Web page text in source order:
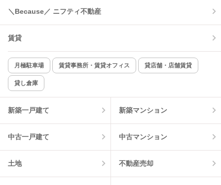
＼Because／ ニフティ不動産
賃貸
月極駐車場 賃貸事務所・賃貸オフィス 貸店舗・店舗賃貸
貸し倉庫
新築一戸建て 新築マンション
中古一戸建て 中古マンション
土地 不動産売却